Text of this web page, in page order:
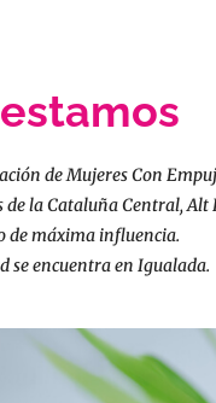
de Mujeres Con
de la Cataluña Central, Alt
de máxima influencia.
se encuentra en Igualada.